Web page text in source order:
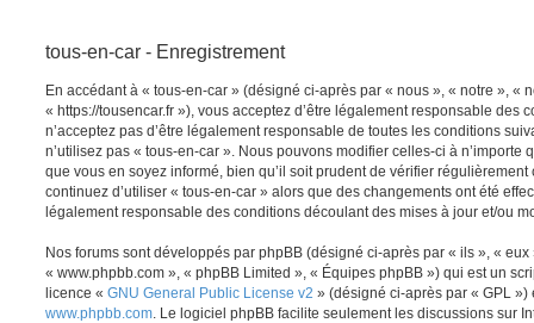
tous-en-car - Enregistrement
En accédant à « tous-en-car » (désigné ci-après par « nous », « notre », «
« https://tousencar.fr »), vous acceptez d’être légalement responsable des
n’acceptez pas d’être légalement responsable de toutes les conditions
n’utilisez pas « tous-en-car ». Nous pouvons modifier celles-ci à n’importe
que vous en soyez informé, bien qu’il soit prudent de vérifier
continuez d’utiliser « tous-en-car » alors que des changements ont été
légalement responsable des conditions découlant des mises à jour et/ou
Nos forums sont développés par phpBB (désigné ci-après par « ils », «
« www.phpbb.com », « phpBB Limited », « Équipes phpBB ») qui est un
licence « GNU General Public License v2 » (désigné ci-après par « GPL
www.phpbb.com. Le logiciel phpBB facilite seulement les discussions sur